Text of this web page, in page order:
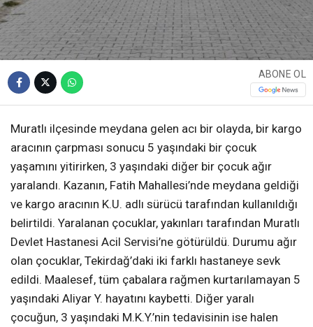
ABONE OL
Muratlı ilçesinde meydana gelen acı bir olayda, bir kargo
aracının çarpması sonucu 5 yaşındaki bir çocuk
yaşamını yitirirken, 3 yaşındaki diğer bir çocuk ağır
yaralandı. Kazanın, Fatih Mahallesi’nde meydana geldiği
ve kargo aracının K.U. adlı sürücü tarafından kullanıldığı
belirtildi. Yaralanan çocuklar, yakınları tarafından Muratlı
Devlet Hastanesi Acil Servisi’ne götürüldü. Durumu ağır
olan çocuklar, Tekirdağ’daki iki farklı hastaneye sevk
edildi. Maalesef, tüm çabalara rağmen kurtarılamayan 5
yaşındaki Aliyar Y. hayatını kaybetti. Diğer yaralı
çocuğun, 3 yaşındaki M.K.Y.’nin tedavisinin ise halen